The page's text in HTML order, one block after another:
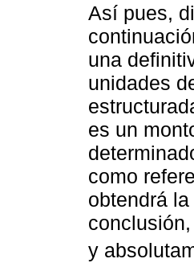
Así pues,
una
unidades
es un
como
obtendrá
y